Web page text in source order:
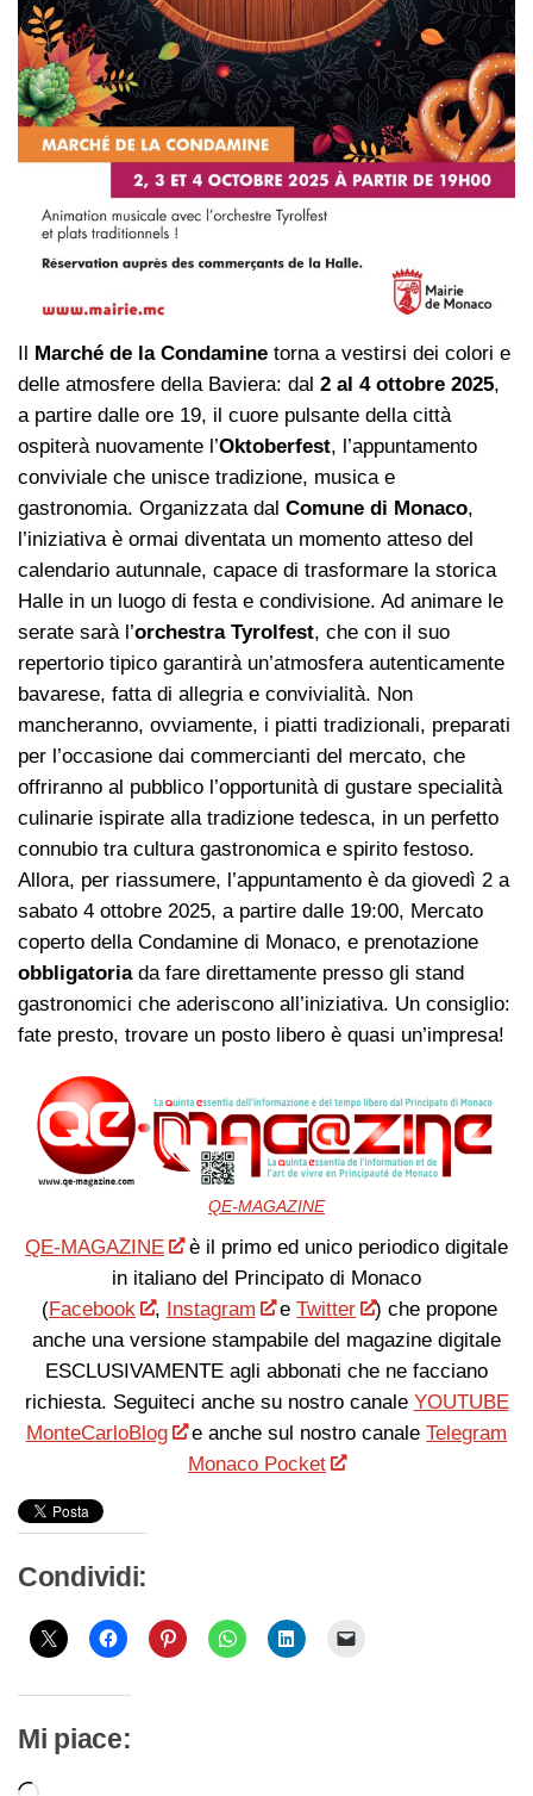
Il Marché de la Condamine torna a vestirsi dei colori e
delle atmosfere della Baviera: dal 2 al 4 ottobre 2025,
a partire dalle ore 19, il cuore pulsante della città
ospiterà nuovamente l’Oktoberfest, l’appuntamento
conviviale che unisce tradizione, musica e
gastronomia. Organizzata dal Comune di Monaco,
l’iniziativa è ormai diventata un momento atteso del
calendario autunnale, capace di trasformare la storica
Halle in un luogo di festa e condivisione. Ad animare le
serate sarà l’orchestra Tyrolfest, che con il suo
repertorio tipico garantirà un’atmosfera autenticamente
bavarese, fatta di allegria e convivialità. Non
mancheranno, ovviamente, i piatti tradizionali, preparati
per l’occasione dai commercianti del mercato, che
offriranno al pubblico l’opportunità di gustare specialità
culinarie ispirate alla tradizione tedesca, in un perfetto
connubio tra cultura gastronomica e spirito festoso.
Allora, per riassumere, l’appuntamento è da giovedì 2 a
sabato 4 ottobre 2025, a partire dalle 19:00, Mercato
coperto della Condamine di Monaco, e prenotazione
obbligatoriada fare direttamente presso gli stand
gastronomici che aderiscono all’iniziativa. Un consiglio:
fate presto, trovare un posto libero è quasi un’impresa!
QE-MAGAZINE
QE-MAGAZINE
è il primo ed unico periodico digitale
in italiano del Principato di Monaco
(Facebook , Instagram eTwitter
) che propone
anche una versione stampabile del magazine digitale
ESCLUSIVAMENTE agli abbonati che ne facciano
richiesta. Seguiteci anche su nostro canale YOUTUBE
MonteCarloBlog
e anche sul nostro canaleTelegram
Monaco Pocket
Condividi:
Mi piace: